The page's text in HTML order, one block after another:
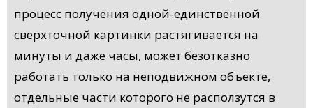
процесс получения одной-единственной
сверхточной картинки растягивается на
минуты и даже часы, может безотказно
работать только на неподвижном объекте,
отдельные части которого не расползутся в